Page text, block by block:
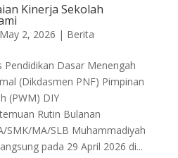
Kinerja Sekolah
May 2, 2026 | Berita
Pendidikan Dasar Menengah
(Dikdasmen PNF) Pimpinan
(PWM) DIY
Rutin Bulanan
SMK/MA/SLB Muhammadiyah
pada 29 April 2026 di...